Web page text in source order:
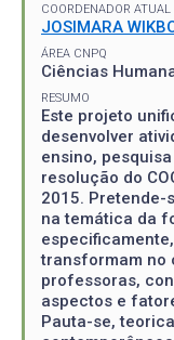
COORDENADOR ATUAL
JOSIMARA
ÁREA CNPQ
Ciências
RESUMO
Este projeto
desenvolver
ensino,
resolução do
2015. Pretende-
na temática da
transformam no
professoras,
aspectos e
Pauta-se,